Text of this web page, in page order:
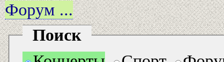
Форум ...
Поиск